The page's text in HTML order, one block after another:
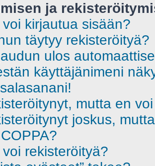
ja
kirjautua sisään?
täytyy rekisteröityä?
ulos
käyttäjänimeni
mutta en
joskus,
rekisteröityä?